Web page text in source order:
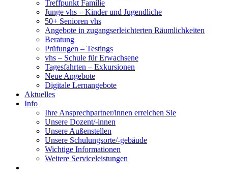
Treffpunkt Familie
Junge vhs – Kinder und Jugendliche
50+ Senioren vhs
Angebote in zugangserleichterten Räumlichkeiten
Beratung
Prüfungen – Testings
vhs – Schule für Erwachsene
Tagesfahrten – Exkursionen
Neue Angebote
Digitale Lernangebote
Aktuelles
Info
Ihre Ansprechpartner/innen erreichen Sie
Unsere Dozent/-innen
Unsere Außenstellen
Unsere Schulungsorte/-gebäude
Wichtige Informationen
Weitere Serviceleistungen